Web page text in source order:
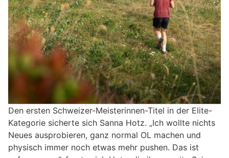
Den ersten Schweizer-Meisterinnen-Titel in der Elite-
Kategorie sicherte sich Sanna Hotz. „Ich wollte nichts
Neues ausprobieren, ganz normal OL machen und
physisch immer noch etwas mehr pushen. Das ist